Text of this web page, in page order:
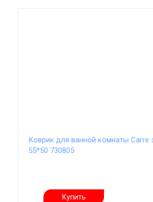
Коврик для ванной комнаты Carre
55*50 730805
Купить